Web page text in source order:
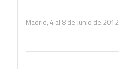
Madrid, 4 al 8 de Junio de 2012